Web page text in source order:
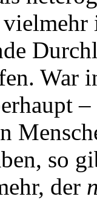
War
so
der